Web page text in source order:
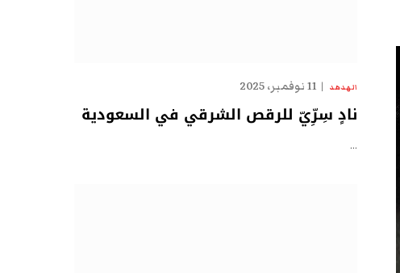
الهدهد 11 نوفمبر، 2025
نادٍ سِرِّيّ للرقص الشرقي في السعودية
…